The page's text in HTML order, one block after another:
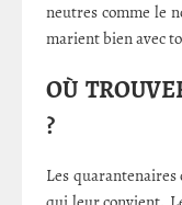
neutres comme le
marient bien avec
OÙ
?
Les